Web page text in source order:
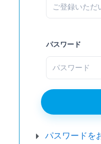
パスワード
パスワードを